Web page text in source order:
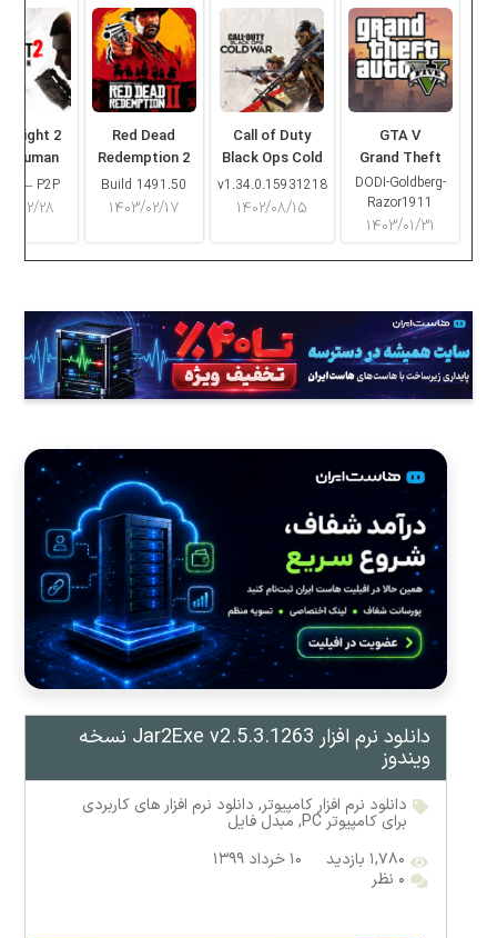
GTA V
Grand Theft
Auto V
DODI-Goldberg-
Razor1911
۱۴۰۳/۰۱/۳۱
Call of Duty
Black Ops Cold
War
v1.34.0.15931218
۱۴۰۲/۰۸/۱۵
Red Dead
Redemption 2
Build 1491.50
۱۴۰۳/۰۲/۱۷
Light 2
Human
– P2P
۱۴۰۳/
دانلود نرم افزار Jar2Exe v2.5.3.1263 نسخه
ویندوز
دانلود نرم افزار کامپیوتر, دانلود نرم افزار های کاربردی
برای کامپیوتر PC , مبدل فایل
۱,۷۸۰ بازدید
۱۰ خرداد ۱۳۹۹
۰ نظر